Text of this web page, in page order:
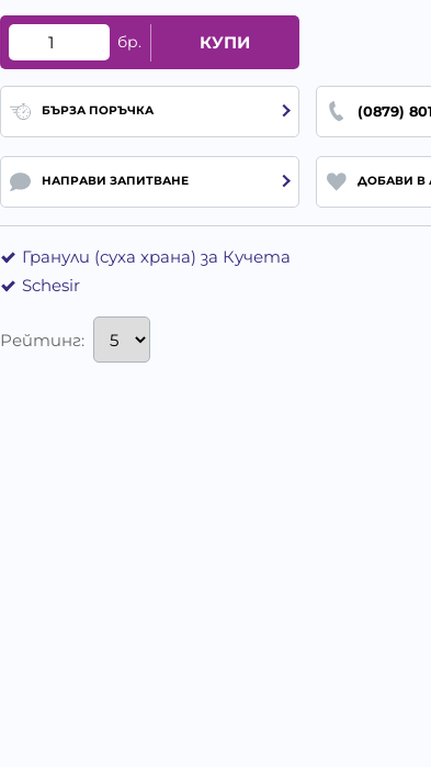
бр. КУПИ
БЪРЗА ПОРЪЧКА (0879)
НАПРАВИ ЗАПИТВАНЕ ДОБАВИ
Гранули (суха храна) за Кучета
Schesir
Рейтинг: